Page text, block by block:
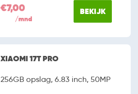
€7,00
/mnd
BEKIJK
XIAOMI 17T PRO
256GB opslag, 6.83 inch, 50MP